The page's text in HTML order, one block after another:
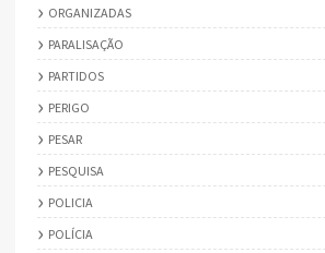
ORGANIZADAS
PARALISAÇÃO
PARTIDOS
PERIGO
PESAR
PESQUISA
POLICIA
POLÍCIA